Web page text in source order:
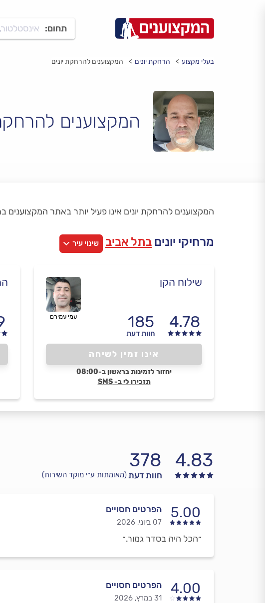
תחום:
בעלי מקצוע הרחקת יונים המקצוענים להרחקת יונים
המקצוענים
המקצוענים להרחקת יונים אינו פעיל יותר באתר המקצוענים
מרחיקי יונים בתל אביב שינוי עיר
שילוח הקן
4.78
185
חוות דעת
עמי עמירם
אינו זמין לשיחה
יחזור לזמינות בראשון ב-08:00
תזכירו לי ב- SMS
4.83
378
חוות דעת(מאומתות ע״י מוקד השירות)
5.00 הפרטים חסויים
07 ביוני, 2026
״הכל היה בסדר גמור.״
4.00 הפרטים חסויים
31 במרץ, 2026